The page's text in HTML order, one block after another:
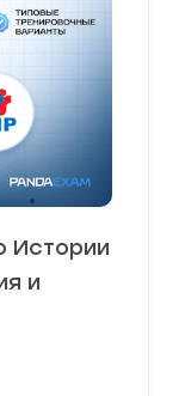
Истории
и